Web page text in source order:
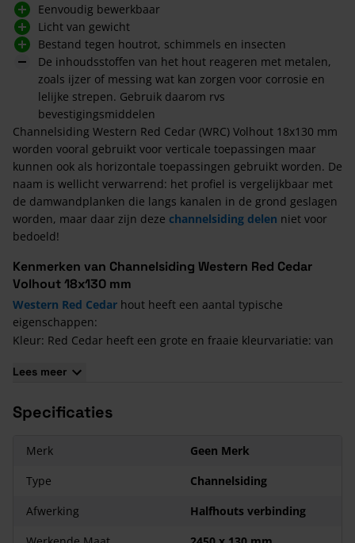
Eenvoudig bewerkbaar
Licht van gewicht
Bestand tegen houtrot, schimmels en insecten
De inhoudsstoffen van het hout reageren met metalen,
zoals ijzer of messing wat kan zorgen voor corrosie en
lelijke strepen. Gebruik daarom rvs
bevestigingsmiddelen
Channelsiding Western Red Cedar (WRC) Volhout 18x130 mm
worden vooral gebruikt voor verticale toepassingen maar
kunnen ook als horizontale toepassingen gebruikt worden. De
naam is wellicht verwarrend: het profiel is vergelijkbaar met
de damwandplanken die langs kanalen in de grond geslagen
worden, maar daar zijn deze channelsiding delen niet voor
bedoeld!
Kenmerken van Channelsiding Western Red Cedar
Volhout 18x130 mm
Western Red Cedar hout heeft een aantal typische
eigenschappen:
Kleur: Red Cedar heeft een grote en fraaie kleurvariatie: van
Duurzaamheid: het hout is van nature erg duurzaam
Impregneerbaarheid: het is moeilijk te impregneren, maar
Gewicht: Red Cedar is erg licht (volumieke massa: 370 kg/m3).
Bewerken: met de hand en machinaal is Red Cedar goed te
bewerken. Het gereedschap dient wel scherp te zijn.
Spijkers en schroeven: deze zijn eenvoudig aan te brengen,
Lees meer
Specificaties
Merk
Geen Merk
Type
Channelsiding
Afwerking
Halfhouts verbinding